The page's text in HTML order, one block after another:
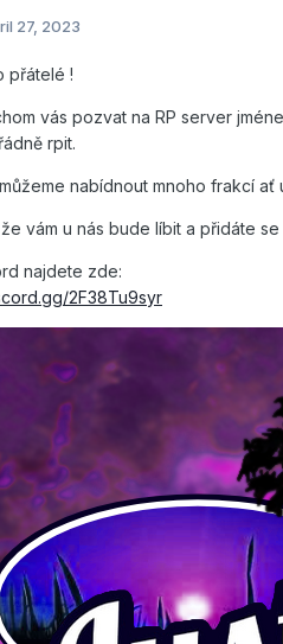
27, 2023
přátelé !
vás pozvat na RP server
rpit.
nabídnout mnoho frakcí
vám u nás bude líbit a přidáte se
najdete zde:
2F38Tu9syr